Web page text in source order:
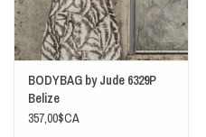
BODYBAG by Jude 6329P
Belize
357,00$CA